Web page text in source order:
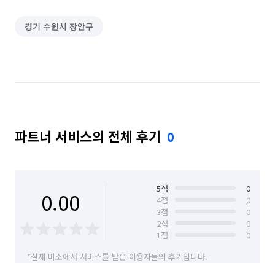
경기 수원시 장안구
파트너 서비스의 전체 후기 0
0.00 5점
0
4점
0
3점
0
2점
0
1점
0
*실제 미소에서 서비스를 받은 이용자들의 후기입니다.